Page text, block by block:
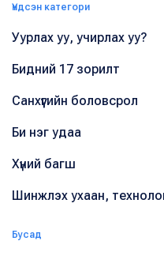
Үндсэн категори
Уурлах уу, учирлах уу?
Бидний 17 зорилт
Санхүүгийн боловсрол
Би нэг удаа
Хүний багш
Шинжлэх ухаан,
Бусад